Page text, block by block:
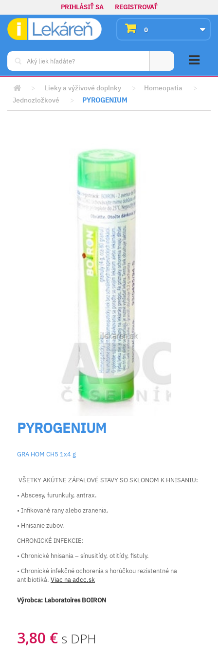
PRIHLÁSIŤ SA REGISTROVAŤ
0
> Lieky a výživové doplnky > Homeopatia
>
Jednozložkové
> PYROGENIUM
PYROGENIUM
GRA HOM CH5 1x4 g
VŠETKY AKÚTNE ZÁPALOVÉ STAVY SO SKLONOM K HNISANIU:
• Abscesy, furunkuly, antrax.
• Infikované rany alebo zranenia.
• Hnisanie zubov.
CHRONICKÉ INFEKCIE:
• Chronické hnisania – sínusitídy, otitídy, fistuly.
• Chronické infekčné ochorenia s horúčkou rezistentné na
antibiotiká. Viac na adcc.sk
Výrobca: Laboratoires BOIRON
3,80 € s DPH